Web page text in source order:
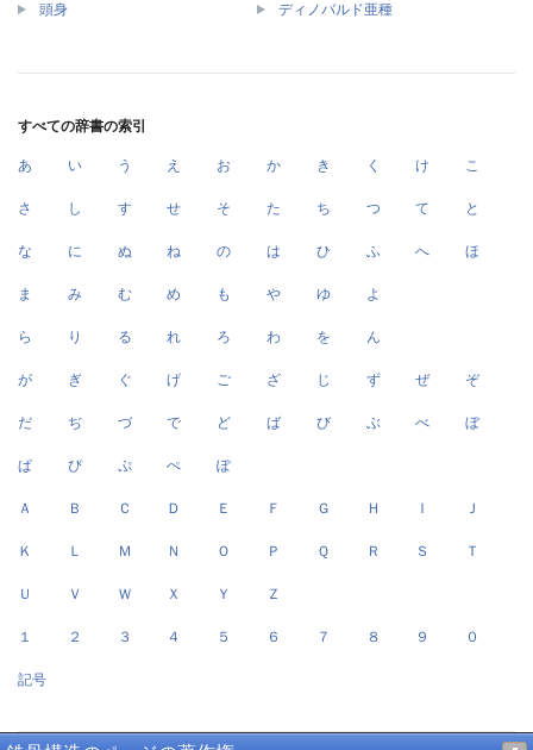
頭身 ディノバルド亜種
すべての辞書の索引
あ い う え お か き く け こ
さ し す せ そ た ち つ て と
な に ぬ ね の は ひ ふ へ ほ
ま み む め も や ゆ よ
ら り る れ ろ わ を ん
が ぎ ぐ げ ご ざ じ ず ぜ ぞ
だ ぢ づ で ど ば び ぶ べ ぼ
ぱ ぴ ぷ ぺ ぽ
Ａ Ｂ Ｃ Ｄ Ｅ Ｆ Ｇ Ｈ Ｉ Ｊ
Ｋ Ｌ Ｍ Ｎ Ｏ Ｐ Ｑ Ｒ Ｓ Ｔ
Ｕ Ｖ Ｗ Ｘ Ｙ Ｚ
１ ２ ３ ４ ５ ６ ７ ８ ９ ０
記号